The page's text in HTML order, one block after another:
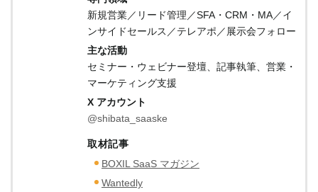
新規営業／リード管理／SFA・CRM・MA／イ
ンサイドセールス／テレアポ／展示会フォロー
主な活動
セミナー・ウェビナー登壇、記事執筆、営業・
マーケティング支援
X アカウント
@shibata_saaske
取材記事
BOXIL SaaS マガジン
Wantedly